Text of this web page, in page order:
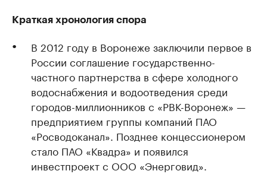
Краткая хронология спора
В 2012 году в Воронеже заключили первое в
России соглашение государственно-
частного партнерства в сфере холодного
водоснабжения и водоотведения среди
городов-миллионников с «РВК-Воронеж» —
предприятием группы компаний ПАО
«Росводоканал». Позднее концессионером
стало ПАО «Квадра» и появился
инвестпроект с ООО «Энерговид».